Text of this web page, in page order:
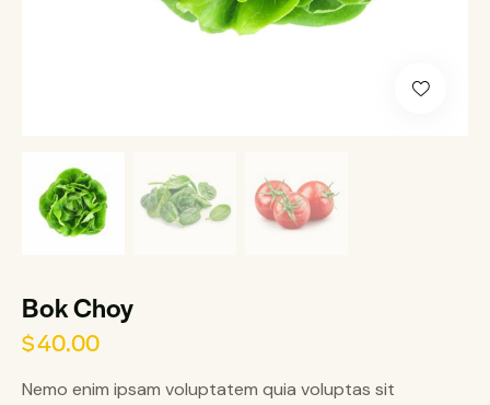
Bok Choy
$40.00
Nemo enim ipsam voluptatem quia voluptas sit